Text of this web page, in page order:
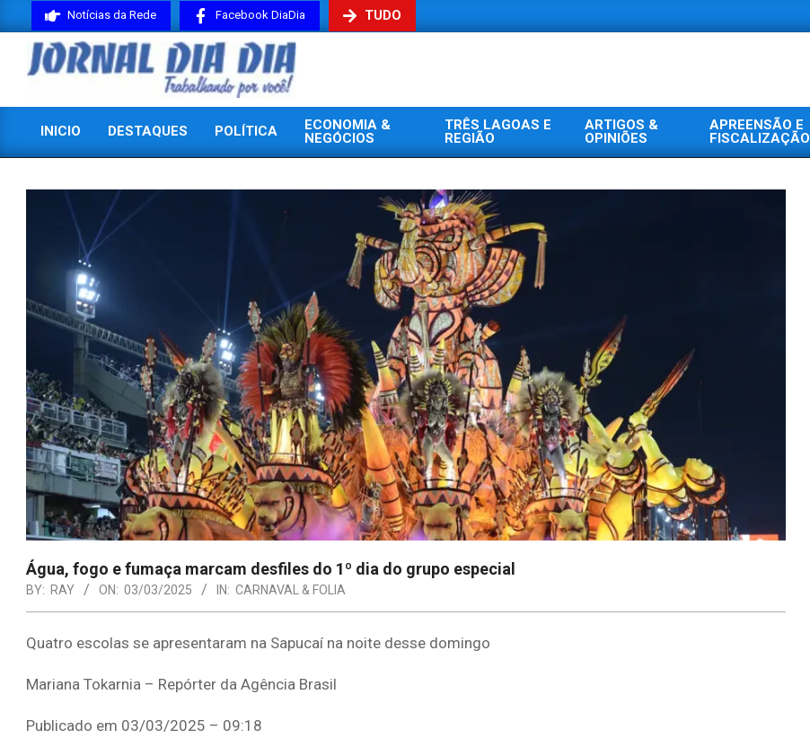
to
content
Notícias da Rede Facebook DiaDia TUDO
JORNAL
DIADIA
Menu
INICIO DESTAQUES POLÍTICA
ECONOMIA &
NEGÓCIOS
TRÊS LAGOAS E
REGIÃO
ARTIGOS &
OPINIÕES
APREENSÃO E
FISCALIZAÇÃO
Água, fogo e fumaça marcam desfiles do 1º dia do grupo especial
BY: RAY ON: 03/03/2025 IN: CARNAVAL & FOLIA
Quatro escolas se apresentaram na Sapucaí na noite desse domingo
Mariana Tokarnia – Repórter da Agência Brasil
Publicado em 03/03/2025 – 09:18